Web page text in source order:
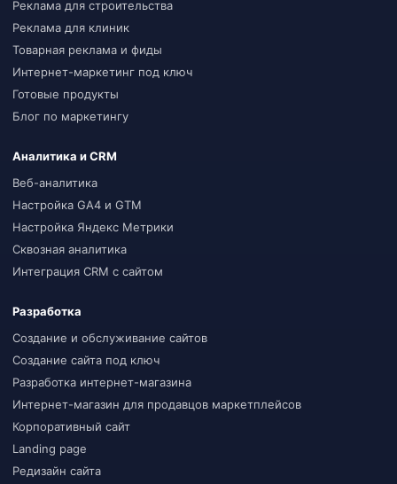
Реклама для строительства
Реклама для клиник
Товарная реклама и фиды
Интернет-маркетинг под ключ
Готовые продукты
Блог по маркетингу
Аналитика и CRM
Веб-аналитика
Настройка GA4 и GTM
Настройка Яндекс Метрики
Сквозная аналитика
Интеграция CRM с сайтом
Разработка
Создание и обслуживание сайтов
Создание сайта под ключ
Разработка интернет-магазина
Интернет-магазин для продавцов маркетплейсов
Корпоративный сайт
Landing page
Редизайн сайта